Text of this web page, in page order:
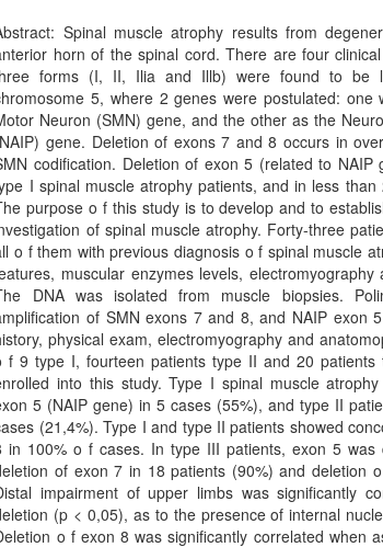
Spinal muscle atrophy results from
horn of the spinal cord. There are four
forms (I, II, Ilia and Illb) were found to be
5, where 2 genes were postulated: one
Neuron (SMN) gene, and the other as the
gene. Deletion of exons 7 and 8 occurs in
codification. Deletion of exon 5 (related to
I spinal muscle atrophy patients, and in less
purpose o f this study is to develop and to
of spinal muscle atrophy. Forty-three
o f them with previous diagnosis o f spinal muscle
muscular enzymes levels, electromyography
DNA was isolated from muscle biopsies.
of SMN exons 7 and 8, and NAIP exon
physical exam, electromyography and
f 9 type I, fourteen patients type II and 20
into this study. Type I spinal muscle
5 (NAIP gene) in 5 cases (55%), and type II
(21,4%). Type I and type II patients showed
in 100% o f cases. In type III patients, exon 5 was
of exon 7 in 18 patients (90%) and deletion
impairment of upper limbs was significantly
(p < 0,05), as to the presence of internal
o f exon 8 was significantly correlated when